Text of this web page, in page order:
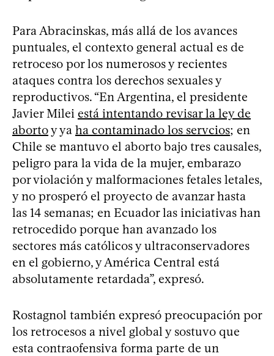
Para Abracinskas, más allá de los avances
puntuales, el contexto general actual es de
retroceso por los numerosos y recientes
ataques contra los derechos sexuales y
reproductivos. “En Argentina, el presidente
Javier Milei está intentando revisar la ley de
abortoy ya ha contaminado los servcios; en
Chile se mantuvo el aborto bajo tres causales,
peligro para la vida de la mujer, embarazo
por violación y malformaciones fetales letales,
y no prosperó el proyecto de avanzar hasta
las 14 semanas; en Ecuador las iniciativas han
retrocedido porque han avanzado los
sectores más católicos y ultraconservadores
en el gobierno, y América Central está
absolutamente retardada”, expresó.
Rostagnol también expresó preocupación por
los retrocesos a nivel global y sostuvo que
esta contraofensiva forma parte de un